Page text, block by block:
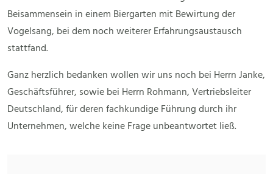
Beisammensein in einem Biergarten mit Bewirtung der
Vogelsang, bei dem noch weiterer Erfahrungsaustausch
stattfand.
Ganz herzlich bedanken wollen wir uns noch bei Herrn Janke,
Geschäftsführer, sowie bei Herrn Rohmann, Vertriebsleiter
Deutschland, für deren fachkundige Führung durch ihr
Unternehmen, welche keine Frage unbeantwortet ließ.